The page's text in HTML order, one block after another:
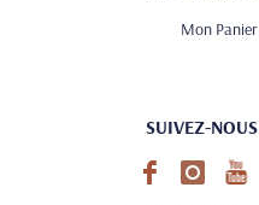
Mon Panier
SUIVEZ-NOUS